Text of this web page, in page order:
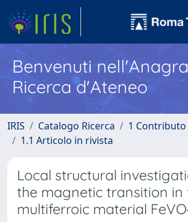
Benvenuti
Ricerca d'Ateneo
IRIS Catalogo Ricerca
1 Contributo
1.1 Articolo in rivista
Local structural
the magnetic transition in
multiferroic material